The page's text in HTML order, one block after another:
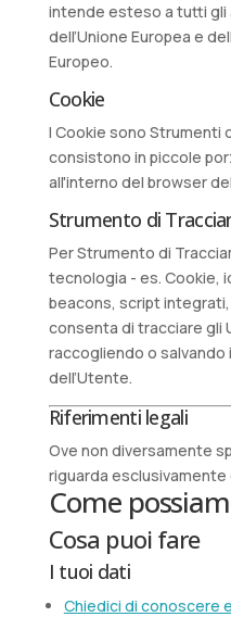
intende esteso a tutti gli
dell’Unione Europea e
Europeo.
Cookie
I Cookie sono Strumenti
consistono in piccole
all'interno del browser
Strumento di
Per Strumento di
tecnologia - es. Cookie,
beacons, script
consenta di tracciare gli
raccogliendo o
dell’Utente.
Riferimenti legali
Ove non diversamente
riguarda esclusivamente
Come
Cosa puoi fare
I tuoi dati
Chiedici di conoscere